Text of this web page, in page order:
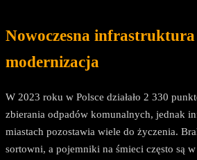
Nowoczesna infrastruktura
modernizacja
W 2023 roku w Polsce działało 2 330
zbierania odpadów komunalnych, jednak
miastach pozostawia wiele do życzenia.
sortowni, a pojemniki na śmieci często są w